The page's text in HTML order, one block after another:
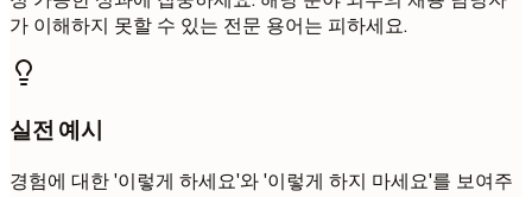
가 이해하지 못할 수 있는 전문 용어는 피하세요.
실전 예시
경험에 대한 '이렇게 하세요'와 '이렇게 하지 마세요'를 보여주